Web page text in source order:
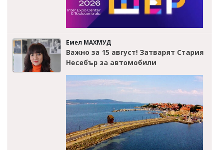
Емел МАХМУД
Важно за 15 август! Затварят Стария
Несебър за автомобили